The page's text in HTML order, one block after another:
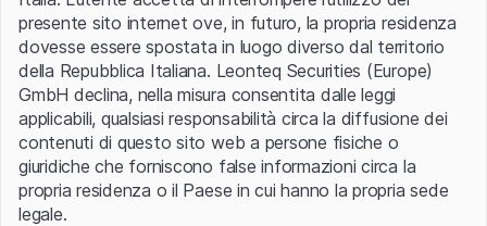
Errore del server.
presente sito internet ove, in futuro, la propria residenza
dovesse essere spostata in luogo diverso dal territorio
della Repubblica Italiana. Leonteq Securities (Europe)
GmbH declina, nella misura consentita dalle leggi
applicabili, qualsiasi responsabilità circa la diffusione dei
contenuti di questo sito web a persone fisiche o
giuridiche che forniscono false informazioni circa la
propria residenza o il Paese in cui hanno la propria sede
legale.